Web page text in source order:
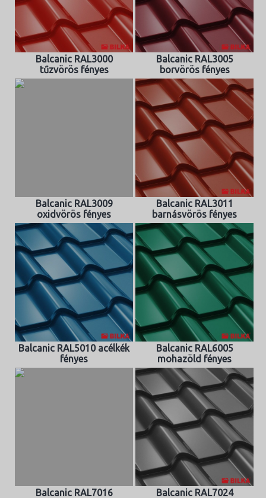
Balcanic RAL3000
tűzvörös fényes
Balcanic RAL3005
borvörös fényes
Balcanic RAL3009
oxidvörös fényes
Balcanic RAL3011
barnásvörös fényes
Balcanic RAL5010 acélkék
fényes
Balcanic RAL6005
mohazöld fényes
Balcanic RAL7016
Balcanic RAL7024